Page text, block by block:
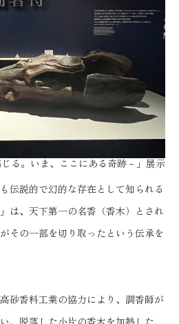
る。いま、ここにある奇跡－」展示
伝説的で幻的な存在として知られる
は、天下第一の名香（香木）とされ
その一部を切り取ったという伝承を
砂香料工業の協力により、調香師が
、脱落した小片の香木を加熱した